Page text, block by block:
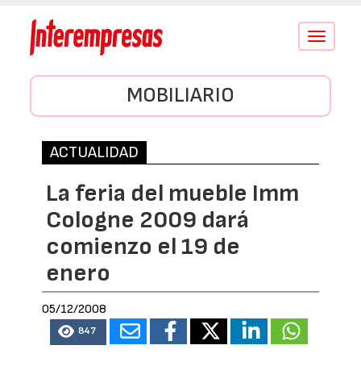
Conmutar
MOBILIARIO
ACTUALIDAD
La feria del mueble Imm
Cologne 2009 dará
comienzo el 19 de
enero
05/12/2008
847